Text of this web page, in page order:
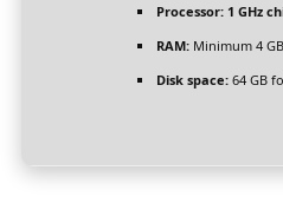
Processor:1 GHz
RAM:Minimum 4 GB
Disk space:64 GB